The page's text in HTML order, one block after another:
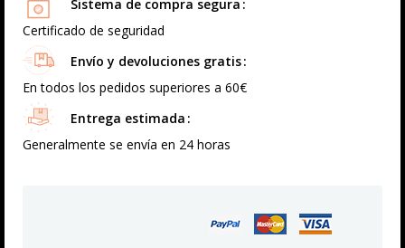
Sistema de compra segura
Certificado de seguridad
Envío y devoluciones gratis
En todos los pedidos superiores a 60€
Entrega estimada
Generalmente se envía en 24 horas